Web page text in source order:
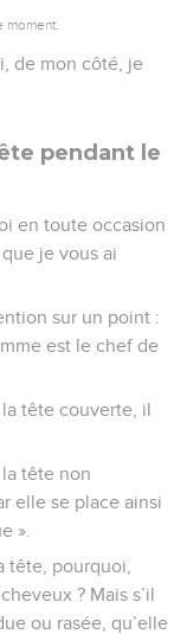
de mon côté, je
pendant le
en toute occasion
je vous ai
sur un point :
est le chef de
tête couverte, il
tête non
elle se place ainsi
».
tête, pourquoi,
? Mais s’il
ou rasée, qu’elle